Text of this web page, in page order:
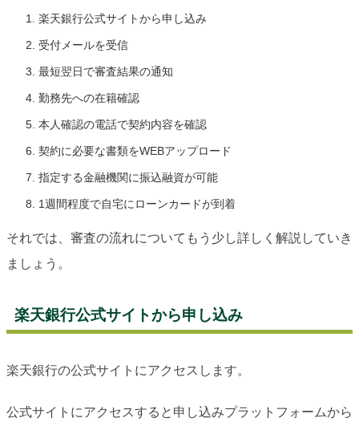
楽天銀行公式サイトから申し込み
受付メールを受信
最短翌日で審査結果の通知
勤務先への在籍確認
本人確認の電話で契約内容を確認
契約に必要な書類をWEBアップロード
指定する金融機関に振込融資が可能
1週間程度で自宅にローンカードが到着
それでは、審査の流れについてもう少し詳しく解説していき
ましょう。
楽天銀行公式サイトから申し込み
楽天銀行の公式サイトにアクセスします。
公式サイトにアクセスすると申し込みプラットフォームから